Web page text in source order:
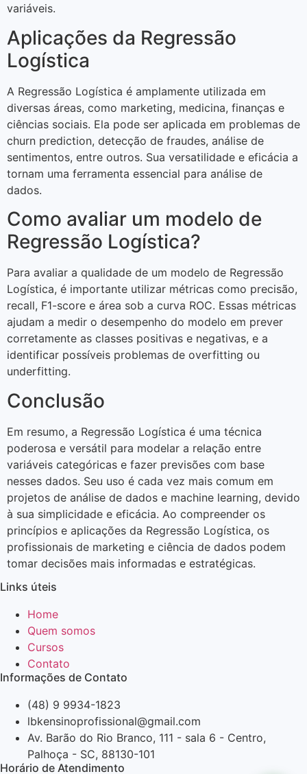
variáveis.
Aplicações da Regressão
Logística
A Regressão Logística é amplamente utilizada em
diversas áreas, como marketing, medicina, finanças e
ciências sociais. Ela pode ser aplicada em problemas de
churn prediction, detecção de fraudes, análise de
sentimentos, entre outros. Sua versatilidade e eficácia a
tornam uma ferramenta essencial para análise de
dados.
Como avaliar um modelo de
Regressão Logística?
Para avaliar a qualidade de um modelo de Regressão
Logística, é importante utilizar métricas como precisão,
recall, F1-score e área sob a curva ROC. Essas métricas
ajudam a medir o desempenho do modelo em prever
corretamente as classes positivas e negativas, e a
identificar possíveis problemas de overfitting ou
underfitting.
Conclusão
Em resumo, a Regressão Logística é uma técnica
poderosa e versátil para modelar a relação entre
variáveis categóricas e fazer previsões com base
nesses dados. Seu uso é cada vez mais comum em
projetos de análise de dados e machine learning, devido
à sua simplicidade e eficácia. Ao compreender os
princípios e aplicações da Regressão Logística, os
profissionais de marketing e ciência de dados podem
tomar decisões mais informadas e estratégicas.
Links úteis
Home
Quem somos
Cursos
Contato
Informações de Contato
(48) 9 9934-1823
lbkensinoprofissional@gmail.com
Av. Barão do Rio Branco, 111 - sala 6 - Centro,
Palhoça - SC, 88130-101
Horário de Atendimento